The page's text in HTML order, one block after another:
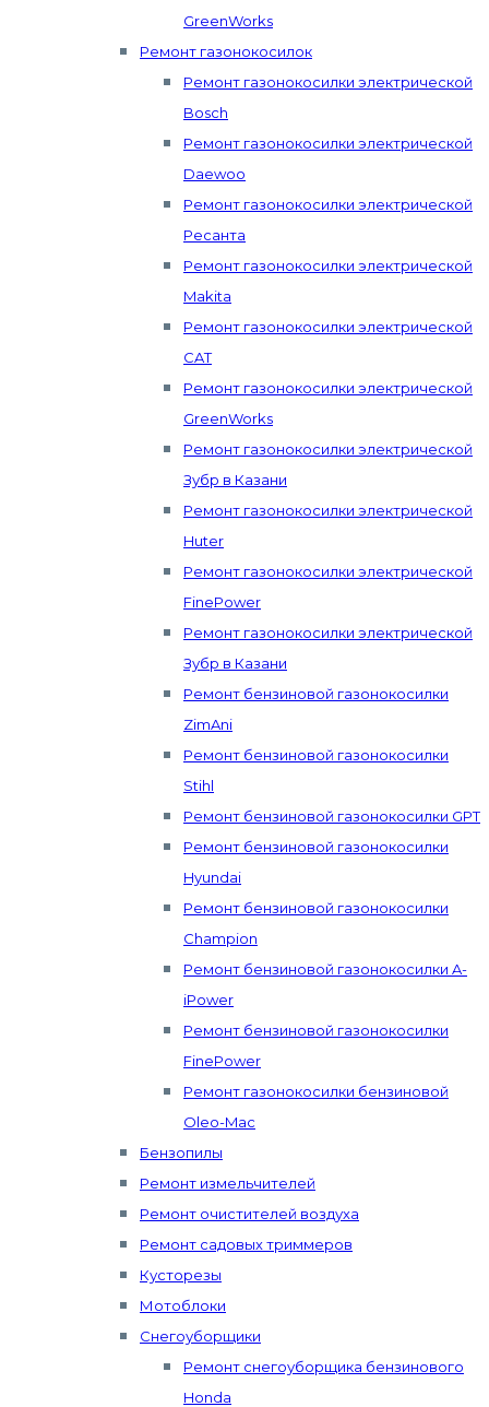
GreenWorks
Ремонт газонокосилок
Ремонт газонокосилки электрической
Bosch
Ремонт газонокосилки электрической
Daewoo
Ремонт газонокосилки электрической
Ресанта
Ремонт газонокосилки электрической
Makita
Ремонт газонокосилки электрической
CAT
Ремонт газонокосилки электрической
GreenWorks
Ремонт газонокосилки электрической
Зубр в Казани
Ремонт газонокосилки электрической
Huter
Ремонт газонокосилки электрической
FinePower
Ремонт газонокосилки электрической
Зубр в Казани
Ремонт бензиновой газонокосилки
ZimAni
Ремонт бензиновой газонокосилки
Stihl
Ремонт бензиновой газонокосилки GPT
Ремонт бензиновой газонокосилки
Hyundai
Ремонт бензиновой газонокосилки
Champion
Ремонт бензиновой газонокосилки A-
iPower
Ремонт бензиновой газонокосилки
FinePower
Ремонт газонокосилки бензиновой
Oleo-Mac
Бензопилы
Ремонт измельчителей
Ремонт очистителей воздуха
Ремонт садовых триммеров
Кусторезы
Мотоблоки
Снегоуборщики
Ремонт снегоуборщика бензинового
Honda